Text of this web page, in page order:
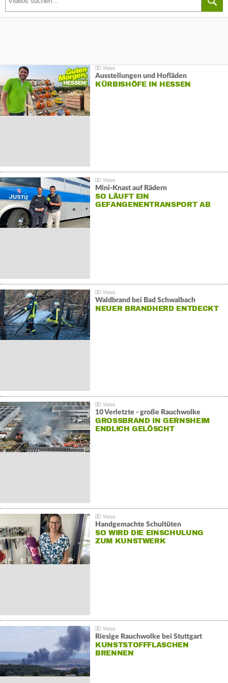
Ausstellungen und Hofläden
KÜRBISHÖFE IN HESSEN
Mini-Knast auf Rädern
SO LÄUFT EIN
GEFANGENENTRANSPORT AB
Waldbrand bei Bad Schwalbach
NEUER BRANDHERD ENTDECKT
10 Verletzte - große Rauchwolke
GROSSBRAND IN GERNSHEIM E
NDLICH GELÖSCHT
Handgemachte Schultüten
SO WIRD DIE EINSCHULUNG
ZUM KUNSTWERK
Riesige Rauchwolke bei Stuttgart
KUNSTSTOFFFLASCHEN
BRENNEN